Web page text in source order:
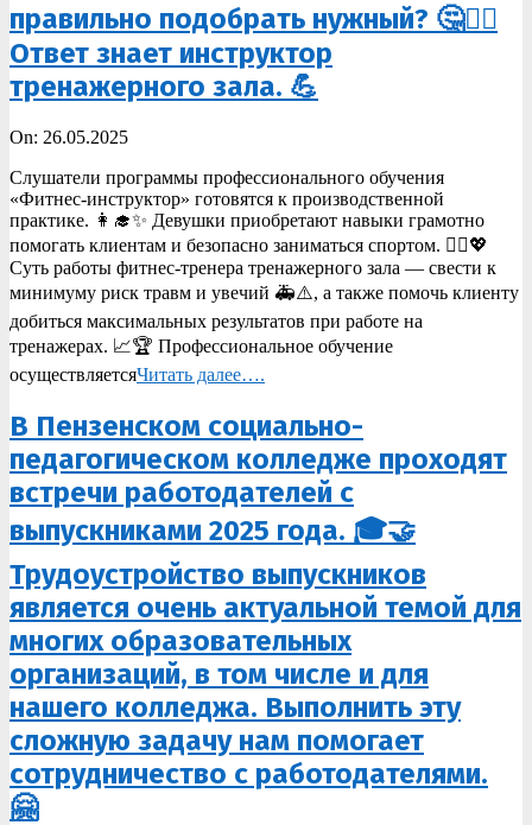
правильно подобрать нужный? 🤔🏋️‍♂️
Ответ знает инструктор
тренажерного зала. 💪
2025-
26
On: 26.05.2025
Слушатели программы профессионального обучения
«Фитнес-инструктор» готовятся к производственной
практике. 👩‍🎓✨ Девушки приобретают навыки грамотно
помогать клиентам и безопасно заниматься спортом. 🏃‍♀️💖
Суть работы фитнес-тренера тренажерного зала — свести к
минимуму риск травм и увечий 🚑⚠️, а также помочь клиенту
добиться максимальных результатов при работе на
тренажерах. 📈🏆 Профессиональное обучение
осуществляетсяЧитать далее….
В Пензенском социально-
педагогическом колледже проходят
встречи работодателей с
выпускниками 2025 года. 🎓🤝
Трудоустройство выпускников
является очень актуальной темой для
многих образовательных
организаций, в том числе и для
нашего колледжа. Выполнить эту
сложную задачу нам помогает
сотрудничество с работодателями.
🤗